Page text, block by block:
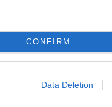
CONFIRM
Data Deletion